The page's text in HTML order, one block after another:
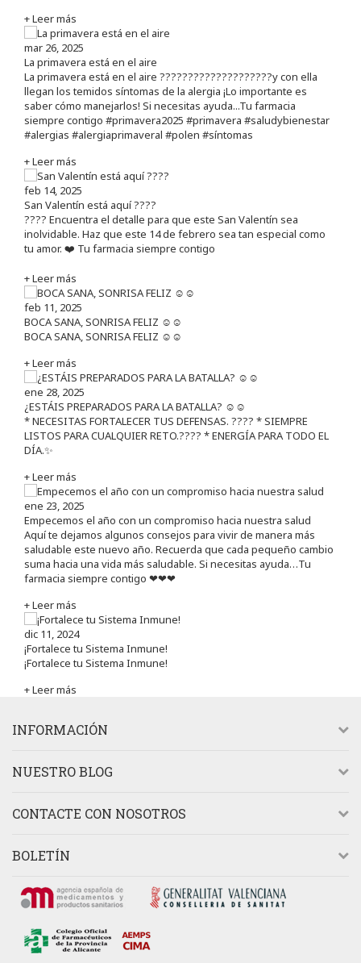
+ Leer más
mar 26, 2025
La primavera está en el aire
La primavera está en el aire ????????????????????y con ella
llegan los temidos síntomas de la alergia ¡Lo importante es
saber cómo manejarlos! Si necesitas ayuda...Tu farmacia
siempre contigo #primavera2025 #primavera #saludybienestar
#alergias #alergiaprimaveral #polen #síntomas
+ Leer más
feb 14, 2025
San Valentín está aquí ????
???? Encuentra el detalle para que este San Valentín sea
inolvidable. Haz que este 14 de febrero sea tan especial como
tu amor. ❤️ Tu farmacia siempre contigo
+ Leer más
feb 11, 2025
BOCA SANA, SONRISA FELIZ ☺️☺️
BOCA SANA, SONRISA FELIZ ☺️☺️
+ Leer más
ene 28, 2025
¿ESTÁIS PREPARADOS PARA LA BATALLA? ☺️☺️
* NECESITAS FORTALECER TUS DEFENSAS. ????️ * SIEMPRE
LISTOS PARA CUALQUIER RETO.???? * ENERGÍA PARA TODO EL
DÍA.✨
+ Leer más
ene 23, 2025
Empecemos el año con un compromiso hacia nuestra salud
Aquí te dejamos algunos consejos para vivir de manera más
saludable este nuevo año. Recuerda que cada pequeño cambio
suma hacia una vida más saludable. Si necesitas ayuda…Tu
farmacia siempre contigo ❤❤❤
+ Leer más
dic 11, 2024
¡Fortalece tu Sistema Inmune!
¡Fortalece tu Sistema Inmune!
+ Leer más
INFORMACIÓN
NUESTRO BLOG
CONTACTE CON NOSOTROS
BOLETÍN